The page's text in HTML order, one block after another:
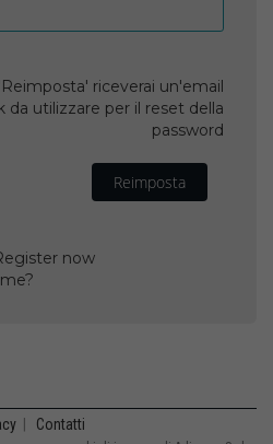
riceverai un'email
utilizzare per il reset della
password
Reimposta
now
Contatti